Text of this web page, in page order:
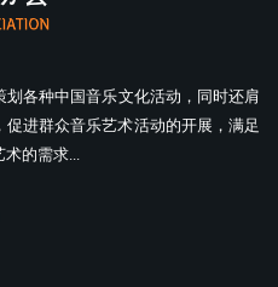
划各种中国音乐文化活动，同时还肩
进群众音乐艺术活动的开展，满足
的需求...